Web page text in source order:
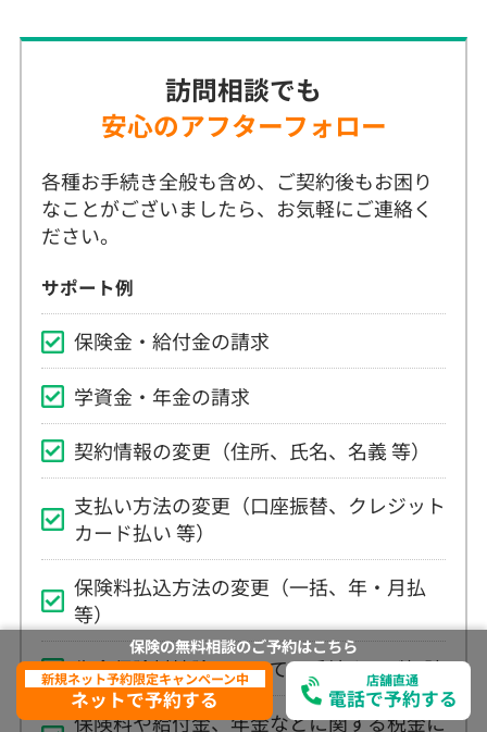
各種お手続き全般も含め、ご契約後もお困り
なことがございましたら、お気軽にご連絡く
ださい。
サポート例
保険金・給付金の請求
学資金・年金の請求
契約情報の変更（住所、氏名、名義 等）
支払い方法の変更（口座振替、クレジット
カード払い 等）
保険料払込方法の変更（一括、年・月払
等）
生命保険料控除についての手続き、ご相談
保険料や給付金、年金などに関する税金に
ついてのご相談
保険の無料相談のご予約はこちら
新規ネット予約限定キャンペーン中
ネットで予約する
店舗直通
電話で予約する